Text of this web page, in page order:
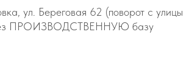
ул. Береговая 62 (поворот с улицы
ПРОИЗВОДСТВЕННУЮ базу